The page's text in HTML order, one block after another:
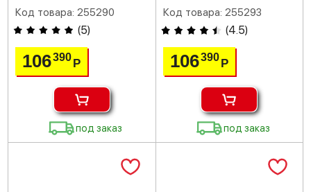
Код товара: 255290
(5)
106390Р
под заказ
Код товара: 255293
(4.5)
106390 Р
под заказ